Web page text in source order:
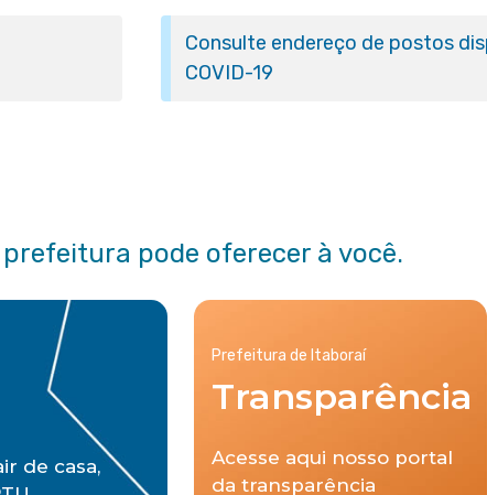
Consulte endereço de postos
COVID-19
pode oferecer à você.
de casa,
Prefeitura de Itaboraí
Transparência
Acesse aqui nosso portal
da transparência